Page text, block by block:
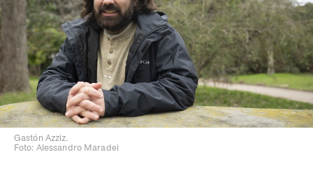
Gastón Azziz.
Foto: Alessandro Maradei